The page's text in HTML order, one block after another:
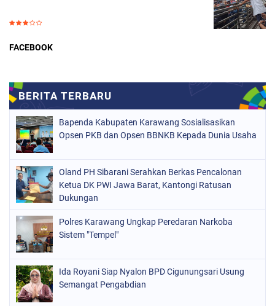
FACEBOOK
Bapenda Kabupaten Karawang Sosialisasikan
Opsen PKB dan Opsen BBNKB Kepada Dunia Usaha
Oland PH Sibarani Serahkan Berkas Pencalonan
Ketua DK PWI Jawa Barat, Kantongi Ratusan
Dukungan
Polres Karawang Ungkap Peredaran Narkoba
Sistem "Tempel"
Ida Royani Siap Nyalon BPD Cigunungsari Usung
Semangat Pengabdian